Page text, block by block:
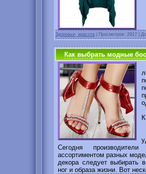
Здоровье, красота Просмотров: 2817 |
Как выбрать модные
Сегодня
ассортиментом разных
декора следует выбирать
ног и образа жизни. Вот